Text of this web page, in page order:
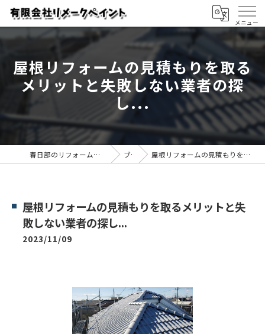
屋根リフォームの見積もりを取る
メリットと失敗しない業者の探
し...
春日部のリフォームなら有限会社リメークペイント ブログ 屋根リフォームの見積もりを取るメリットと失敗しない業者の探し...
屋根リフォームの見積もりを取るメリットと失
敗しない業者の探し...
2023/11/09